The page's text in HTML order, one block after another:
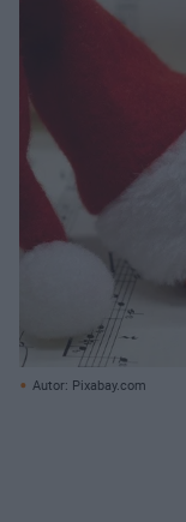
Autor: Pixabay.com